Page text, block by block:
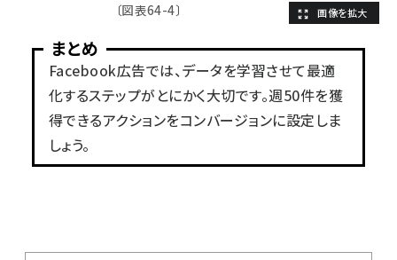
〔図表64-4〕
まとめ
Facebook広告では、データを学習させて最適
化するステップがとにかく大切です。週50件を獲
得できるアクションをコンバージョンに設定しま
しょう。